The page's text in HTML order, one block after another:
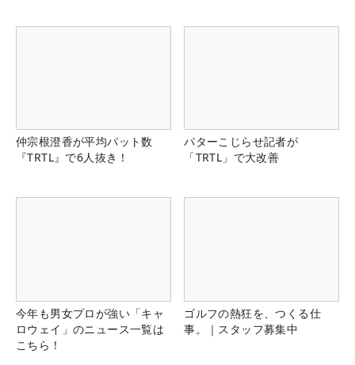
仲宗根澄香が平均パット数
『TRTL』で6人抜き！
パターこじらせ記者が
「TRTL」で大改善
今年も男女プロが強い「キャ
ロウェイ」のニュース一覧は
こちら！
ゴルフの熱狂を、つくる仕
事。｜スタッフ募集中